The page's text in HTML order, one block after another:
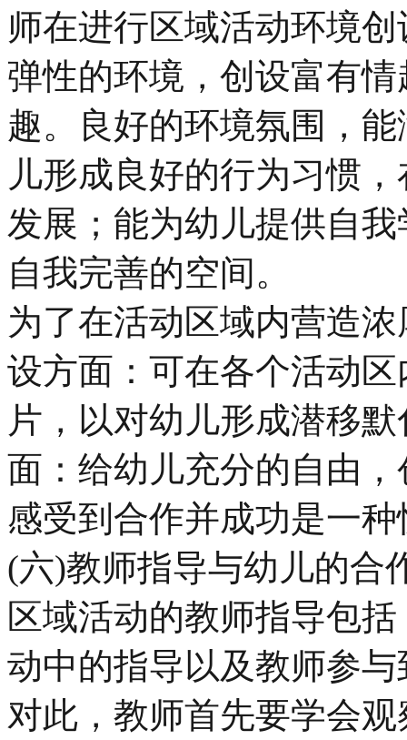
师在进行区域活动环境
弹性的环境，创设富有
趣。良好的环境氛围，
儿形成良好的行为习惯
发展；能为幼儿提供自
自我完善的空间。
为了在活动区域内营造
设方面：可在各个活动
片，以对幼儿形成潜移
面：给幼儿充分的自由
感受到合作并成功是一种
(六)教师指导与幼儿的合
区域活动的教师指导包
动中的指导以及教师参
对此，教师首先要学会